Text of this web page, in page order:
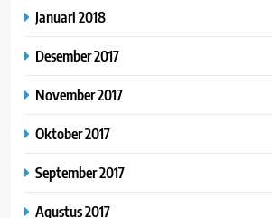
Januari 2018
Desember 2017
November 2017
Oktober 2017
September 2017
Agustus 2017